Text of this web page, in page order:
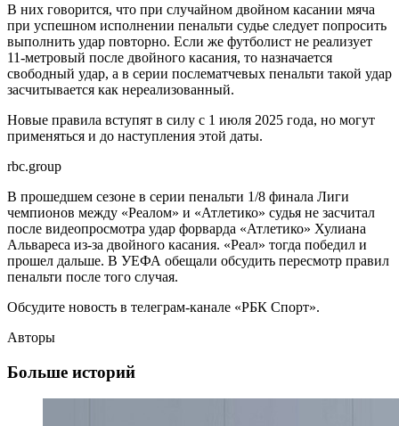
В них говорится, что при случайном двойном касании мяча
при успешном исполнении пенальти судье следует попросить
выполнить удар повторно. Если же футболист не реализует
11-метровый после двойного касания, то назначается
свободный удар, а в серии послематчевых пенальти такой удар
засчитывается как нереализованный.
Новые правила вступят в силу с 1 июля 2025 года, но могут
применяться и до наступления этой даты.
rbc.group
В прошедшем сезоне в серии пенальти 1/8 финала Лиги
чемпионов между «Реалом» и «Атлетико» судья не засчитал
после видеопросмотра удар форварда «Атлетико» Хулиана
Альвареса из-за двойного касания. «Реал» тогда победил и
прошел дальше. В УЕФА обещали обсудить пересмотр правил
пенальти после того случая.
Обсудите новость в телеграм-канале «РБК Спорт».
Авторы
Больше историй